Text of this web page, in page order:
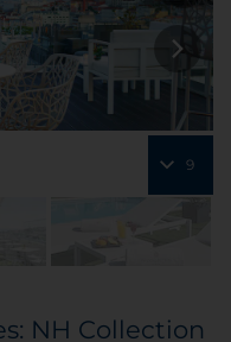
9
NH Collection